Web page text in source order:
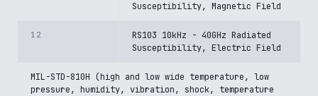
Susceptibility, Magnetic Field
12
RS103 10kHz - 40GHz Radiated
Susceptibility, Electric Field
MIL-STD-810H (high and low wide temperature, low
pressure, humidity, vibration, shock, temperature